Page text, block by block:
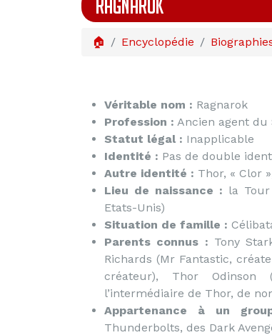
RAGNAROK
🏠 Encyclopédie
Véritable nom : Ragnarok
Profession : Ancien agent du
Statut légal : Inapplicable
Identité : Pas de double
Autre identité : Thor, « Clor
Lieu de naissance : la Tour
Etats-Unis)
Situation de famille :
Parents connus : Tony
Richards (Mr Fantastic,
créateur), Thor Odinson
l’intermédiaire de Thor, de
Appartenance à un
Thunderbolts, des Dark